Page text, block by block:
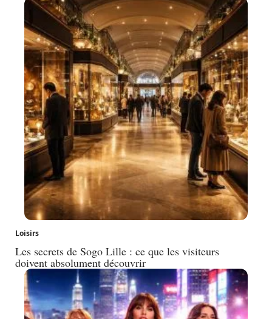
Loisirs
Les secrets de Sogo Lille : ce que les visiteurs
doivent absolument découvrir